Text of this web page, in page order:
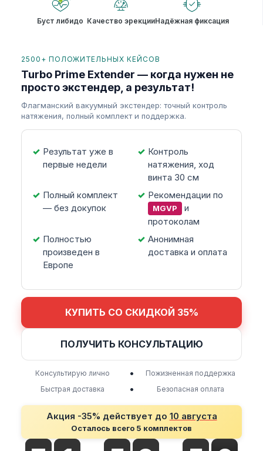
Буст либидо Качество эрекцииНадёжная фиксация
2500+ ПОЛОЖИТЕЛЬНЫХ КЕЙСОВ
Turbo Prime Extender — когда нужен не
просто экстендер, а результат!
Флагманский вакуумный экстендер: точный контроль
натяжения, полный комплект и поддержка.
Результат уже в
первые недели
Контроль
натяжения, ход
винта 30 см
Полный комплект
— без докупок
Рекомендации по
MGVP
и
протоколам
Полностью
произведен в
Европе
Анонимная
доставка и оплата
КУПИТЬ СО СКИДКОЙ 35%
ПОЛУЧИТЬ КОНСУЛЬТАЦИЮ
Консультирую лично •
Пожизненная поддержка
Быстрая доставка
• Безопасная оплата
Акция -35% действует до 10 августа
Осталось всего 5 комплектов